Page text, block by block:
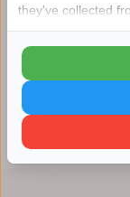
Specificaties
Reviews
they've collected